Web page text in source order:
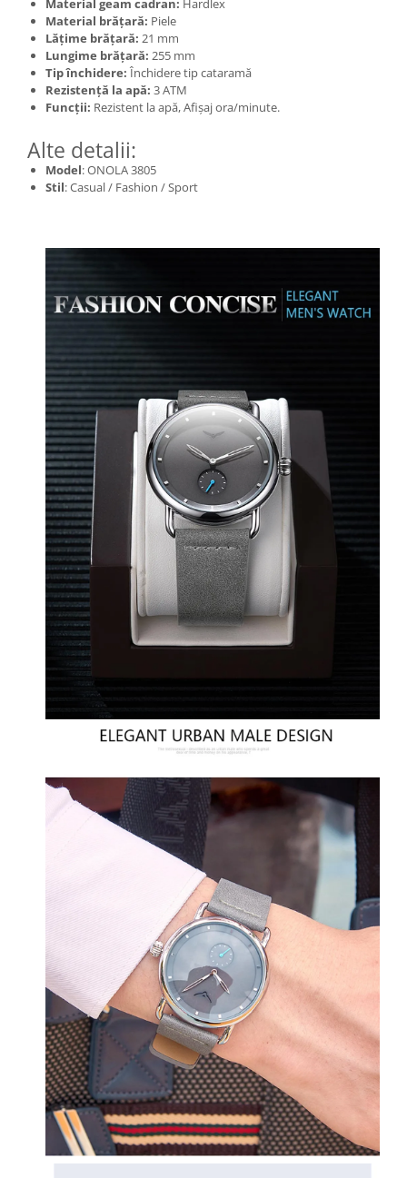
Material geam cadran: Hardlex
Material brățară: Piele
Lățime brățară: 21 mm
Lungime brățară: 255 mm
Tip închidere: Închidere tip cataramă
Rezistență la apă: 3 ATM
Funcții: Rezistent la apă, Afișaj ora/minute.
Alte detalii:
Model: ONOLA 3805
Stil: Casual / Fashion / Sport